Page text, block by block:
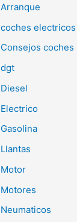
p
o
r
Arranque
coches electricos
Consejos coches
dgt
Diesel
Electrico
Gasolina
Llantas
Motor
Motores
Neumaticos